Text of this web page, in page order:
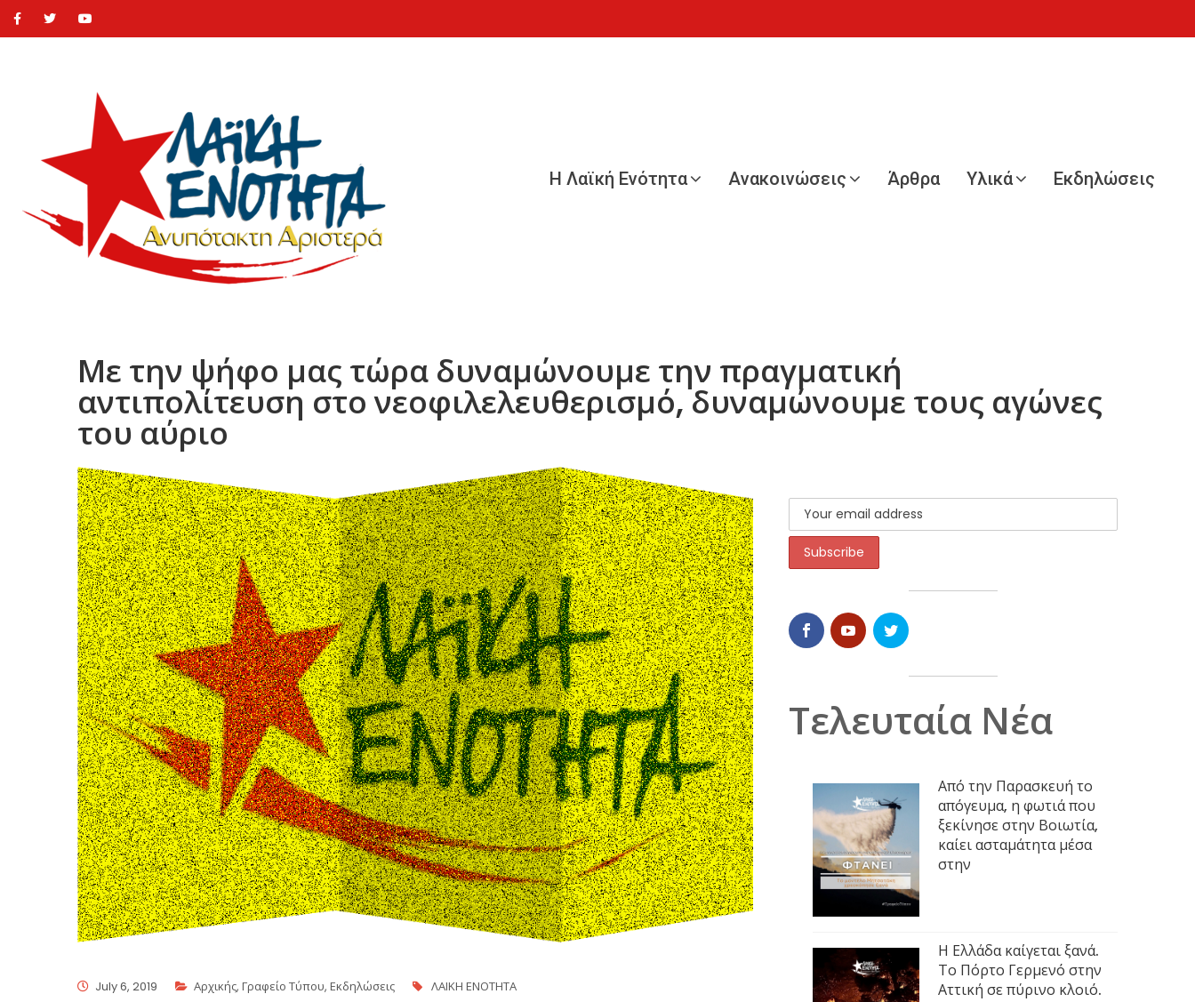
Η Λαϊκή Ενότητα Ανακοινώσεις Άρθρα Υλικά Εκδηλώσεις
Με την ψήφο μας τώρα δυναμώνουμε την πραγματική
αντιπολίτευση στο νεοφιλελευθερισμό, δυναμώνουμε τους αγώνες
του αύριο
July 6, 2019 Αρχικής, Γραφείο Τύπου, Εκδηλώσεις ΛΑΙΚΗ ΕΝΟΤΗΤΑ
Τελευταία Νέα
Από την Παρασκευή το
απόγευμα, η φωτιά που
ξεκίνησε στην Βοιωτία,
καίει ασταμάτητα μέσα
στην
Η Ελλάδα καίγεται ξανά.
Το Πόρτο Γερμενό στην
Αττική σε πύρινο κλοιό.